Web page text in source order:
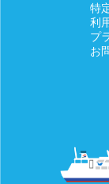
特
利
プ
お